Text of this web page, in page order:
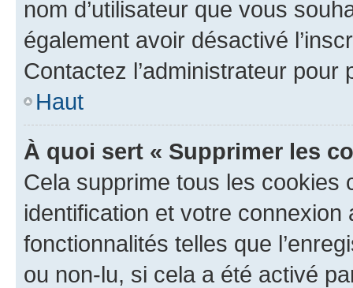
nom d’utilisateur que vous
également avoir désactivé
Contactez l’administrateur
Haut
À quoi sert « Supprimer les
Cela supprime tous les cookies
identification et votre
fonctionnalités telles que
ou non-lu, si cela a été activé